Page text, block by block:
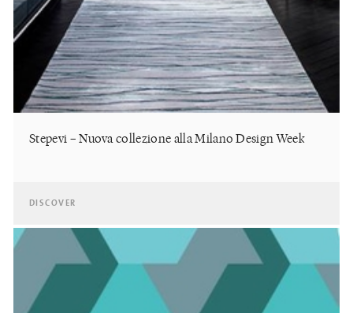
Stepevi – Nuova collezione alla Milano Design Week
DISCOVER